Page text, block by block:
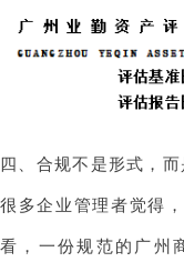
四、合规不是形式，而
很多企业管理者觉得
看，一份规范的广州